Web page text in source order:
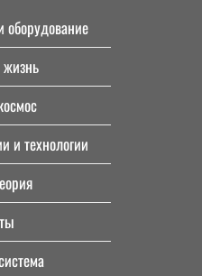
оборудование
жизнь
и технологии